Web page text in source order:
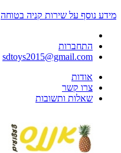
מידע נוסף על שירות קניה בטוחה
התחברות
sdtoys2015@gmail.com
אודות
צרו קשר
שאלות ותשובות